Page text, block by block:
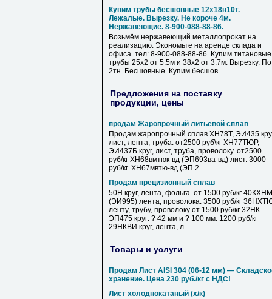
Купим трубы бесшовные 12х18н10т.
Лежалые. Вырезку. Не короче 4м.
Нержавеющие. 8-900-088-88-86.
Возьмём нержавеющий металлопрокат на
реализацию. Экономьте на аренде склада и
офиса. тел: 8-900-088-88-86. Купим титановые
трубы 25х2 от 5.5м и 38х2 от 3.7м. Вырезку. По
2тн. Бесшовные. Купим бесшов...
Предложения на поставку
продукции, цены
продам Жаропрочный литьевой сплав
Продам жаропрочный сплав ХН78Т, ЭИ435
лист, лента, труба. от2500 руб\кг ХН77ТЮР,
ЭИ437Б круг, лист, труба, проволоку. от2500
руб/кг ХН68вмтюк-вд (ЭП693ва-вд) лист. 3000
руб/кг. ХН67мвтю-вд (ЭП 2...
Продам прецизионный сплав
50Н круг, лента, фольга. от 1500 руб/кг 40КХНМ
(ЭИ995) лента, проволока. 3500 руб/кг
ленту, трубу, проволоку от 1500 руб/кг 32НК
ЭП475 круг: ? 42 мм и ? 100 мм. 1200 руб/кг
29НКВИ круг, лента, л...
Товары и услуги
Продам Лист AISI 304 (06-12 мм) —
хранение. Цена 230 руб./кг с НДС!
Лист холоднокатаный (х/к)